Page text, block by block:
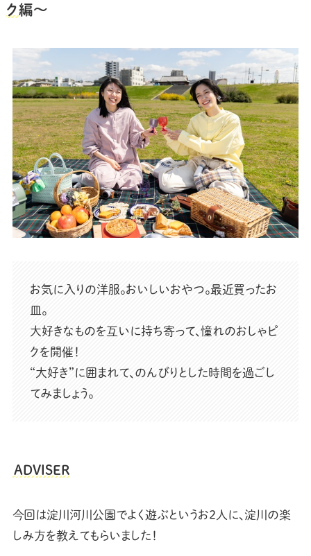
ク編〜
お気に入りの洋服。おいしいおやつ。最近買ったお
皿。
大好きなものを互いに持ち寄って、憧れのおしゃピ
クを開催！
“大好き”に囲まれて、のんびりとした時間を過ごし
てみましょう。
ADVISER
今回は淀川河川公園でよく遊ぶというお2人に、淀川の楽
しみ方を教えてもらいました！